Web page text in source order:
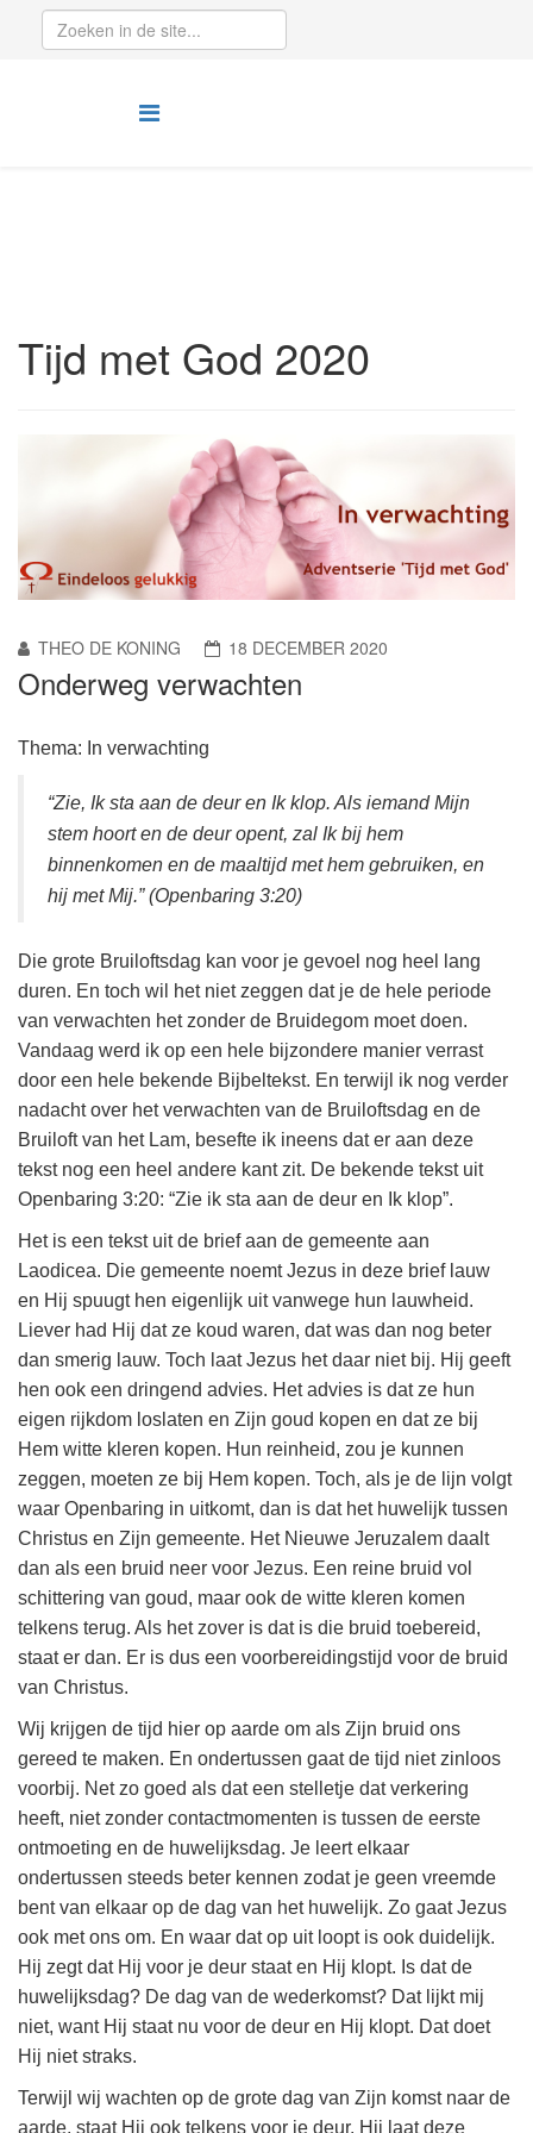
Tijd met God 2020
THEO DE KONING 18 DECEMBER 2020
Onderweg verwachten
Thema: In verwachting
“Zie, Ik sta aan de deur en Ik klop. Als iemand Mijn
stem hoort en de deur opent, zal Ik bij hem
binnenkomen en de maaltijd met hem gebruiken, en
hij met Mij.” (Openbaring 3:20)
Die grote Bruiloftsdag kan voor je gevoel nog heel lang
duren. En toch wil het niet zeggen dat je de hele periode
van verwachten het zonder de Bruidegom moet doen.
Vandaag werd ik op een hele bijzondere manier verrast
door een hele bekende Bijbeltekst. En terwijl ik nog verder
nadacht over het verwachten van de Bruiloftsdag en de
Bruiloft van het Lam, besefte ik ineens dat er aan deze
tekst nog een heel andere kant zit. De bekende tekst uit
Openbaring 3:20: “Zie ik sta aan de deur en Ik klop”.
Het is een tekst uit de brief aan de gemeente aan
Laodicea. Die gemeente noemt Jezus in deze brief lauw
en Hij spuugt hen eigenlijk uit vanwege hun lauwheid.
Liever had Hij dat ze koud waren, dat was dan nog beter
dan smerig lauw. Toch laat Jezus het daar niet bij. Hij geeft
hen ook een dringend advies. Het advies is dat ze hun
eigen rijkdom loslaten en Zijn goud kopen en dat ze bij
Hem witte kleren kopen. Hun reinheid, zou je kunnen
zeggen, moeten ze bij Hem kopen. Toch, als je de lijn volgt
waar Openbaring in uitkomt, dan is dat het huwelijk tussen
Christus en Zijn gemeente. Het Nieuwe Jeruzalem daalt
dan als een bruid neer voor Jezus. Een reine bruid vol
schittering van goud, maar ook de witte kleren komen
telkens terug. Als het zover is dat is die bruid toebereid,
staat er dan. Er is dus een voorbereidingstijd voor de bruid
van Christus.
Wij krijgen de tijd hier op aarde om als Zijn bruid ons
gereed te maken. En ondertussen gaat de tijd niet zinloos
voorbij. Net zo goed als dat een stelletje dat verkering
heeft, niet zonder contactmomenten is tussen de eerste
ontmoeting en de huwelijksdag. Je leert elkaar
ondertussen steeds beter kennen zodat je geen vreemde
bent van elkaar op de dag van het huwelijk. Zo gaat Jezus
ook met ons om. En waar dat op uit loopt is ook duidelijk.
Hij zegt dat Hij voor je deur staat en Hij klopt. Is dat de
huwelijksdag? De dag van de wederkomst? Dat lijkt mij
niet, want Hij staat nu voor de deur en Hij klopt. Dat doet
Hij niet straks.
Terwijl wij wachten op de grote dag van Zijn komst naar de
aarde, staat Hij ook telkens voor je deur. Hij laat deze